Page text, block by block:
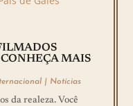
MAIS
| Notícias
da realeza. Você